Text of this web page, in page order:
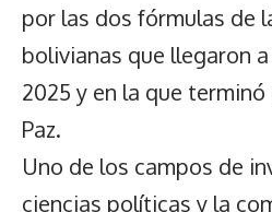
por las dos fórmulas de
bolivianas que llegaron
2025 y en la que
Paz.
Uno de los campos de
ciencias políticas y la